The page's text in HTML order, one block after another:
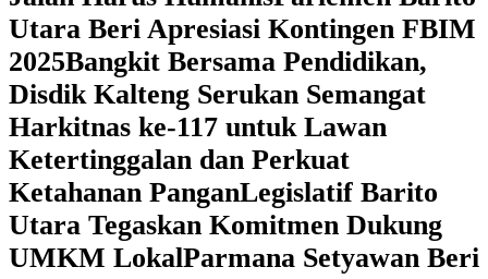
Utara Beri Apresiasi Kontingen FBIM
2025‎Bangkit Bersama Pendidikan,
Disdik Kalteng Serukan Semangat
Harkitnas ke-117 untuk Lawan
Ketertinggalan dan Perkuat
Ketahanan PanganLegislatif Barito
Utara Tegaskan Komitmen Dukung
UMKM LokalParmana Setyawan Beri